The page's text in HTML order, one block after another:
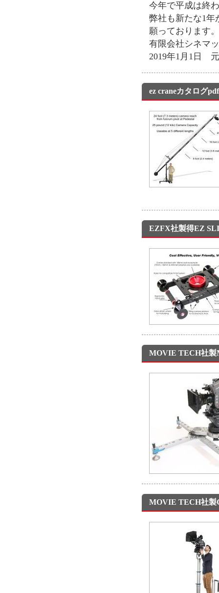
今年で平成は終
弊社も新たな1年
願っております。
有限会社シネ
2019年1月1日
ez craneカタログ
EZFX社製得EZ
MOVIE TECH社
MOVIE TECH社